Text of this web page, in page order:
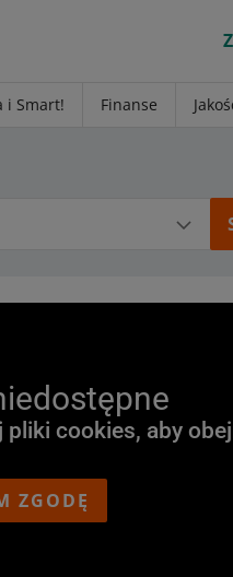
i Smart! Finanse
pliki cookies, aby
ZGODĘ